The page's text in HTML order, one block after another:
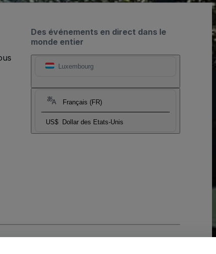
Des événements en direct dans le
monde entier
Luxembourg
Français (FR)
US$ Dollar des Etats-Unis